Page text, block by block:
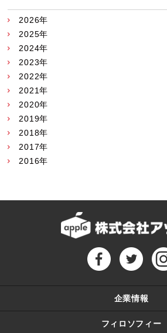
2026年
2025年
2024年
2023年
2022年
2021年
2020年
2019年
2018年
2017年
2016年
企業情報
フィロソフィー